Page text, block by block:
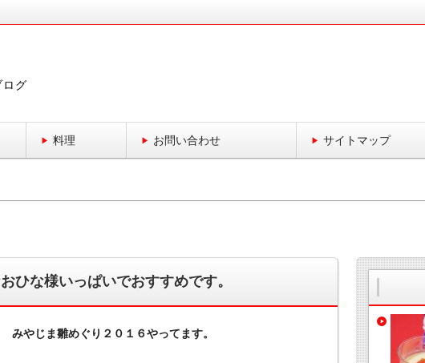
ログ
料理 お問い合わせ サイトマップ
ひな様いっぱいでおすすめです。
みやじま雛めぐり２０１６やってます。